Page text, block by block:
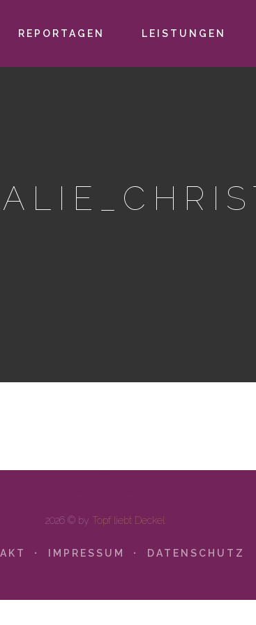
PRIMÄR-
NAVIGATION
REPORTAGEN LEISTUNGEN
2026 © by Topf liebt Deckel
IMPRESSUM DATENSCHUTZ